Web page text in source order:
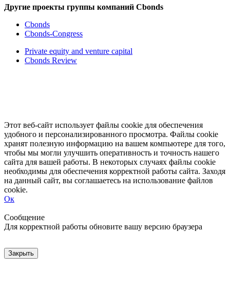
Другие проекты группы компаний Cbonds
Cbonds
Cbonds-Congress
Private equity and venture capital
Cbonds Review
Этот веб-сайт использует файлы cookie для обеспечения
удобного и персонализированного просмотра. Файлы cookie
хранят полезную информацию на вашем компьютере для того,
чтобы мы могли улучшить оперативность и точность нашего
сайта для вашей работы. В некоторых случаях файлы cookie
необходимы для обеспечения корректной работы сайта. Заходя
на данный сайт, вы соглашаетесь на использование файлов
cookie.
Ок
Сообщение
Для корректной работы обновите вашу версию браузера
Закрыть